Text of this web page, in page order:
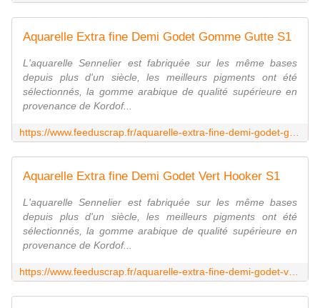
Aquarelle Extra fine Demi Godet Gomme Gutte S1
L'aquarelle Sennelier est fabriquée sur les même bases
depuis plus d'un siècle, les meilleurs pigments ont été
sélectionnés, la gomme arabique de qualité supérieure en
provenance de Kordof...
Aquarelle Extra fine Demi Godet Vert Hooker S1
L'aquarelle Sennelier est fabriquée sur les même bases
depuis plus d'un siècle, les meilleurs pigments ont été
sélectionnés, la gomme arabique de qualité supérieure en
provenance de Kordof...